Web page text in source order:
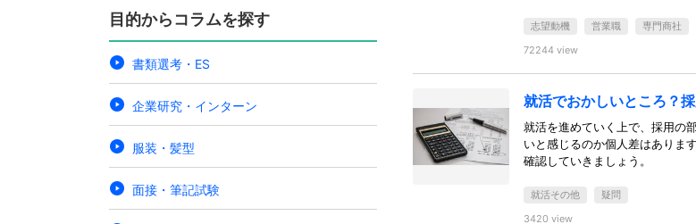
目的からコラムを探す
書類選考・ES
企業研究・インターン
服装・髪型
面接・筆記試験
志望動機 営業職
専門商社
72244 view
就活でおかしいところ？
就活を進めていく上で、採用の
いと感じるのか個人差はありま
確認していきましょう。
就活その他
疑問
3420 view